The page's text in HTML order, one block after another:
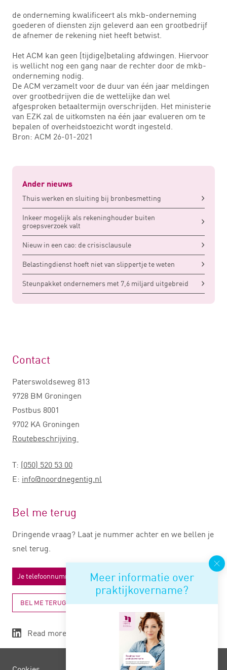
de onderneming kwalificeert als mkb-onderneming
goederen of diensten zijn geleverd aan een grootbedrijf
de afnemer de rekening niet heeft betwist.
Het ACM kan geen (tijdige)betaling afdwingen. Hiervoor
is wellicht nog een gang naar de rechter door de mkb-
onderneming nodig.
De ACM verzamelt voor de duur van één jaar meldingen
over grootbedrijven die de wettelijke dan wel
afgesproken betaaltermijn overschrijden. Het ministerie
van EZK zal de uitkomsten na één jaar evalueren om te
bepalen of overheidstoezicht wordt ingesteld.
Bron: ACM 26-01-2021
Ander nieuws
Thuis werken en sluiting bij bronbesmetting
Inkeer mogelijk als rekeninghouder buiten
groepsverzoek valt
Nieuw in een cao: de crisisclausule
Belastingdienst hoeft niet van slippertje te weten
Steunpakket ondernemers met 7,6 miljard uitgebreid
Meer informatie over
praktijkovername?
Contact
Paterswoldseweg 813
9728 BM Groningen
Postbus 8001
9702 KA Groningen
Routebeschrijving
T: (050) 520 53 00
E: info@noordnegentig.nl
Bel me terug
Dringende vraag? Laat je nummer achter en we bellen je
snel terug.
BEL ME TERUG
Read more